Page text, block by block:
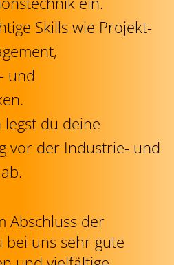
Skills wie Projekt-
und
legst du deine
vor der Industrie- und
Abschluss der
bei uns sehr gute